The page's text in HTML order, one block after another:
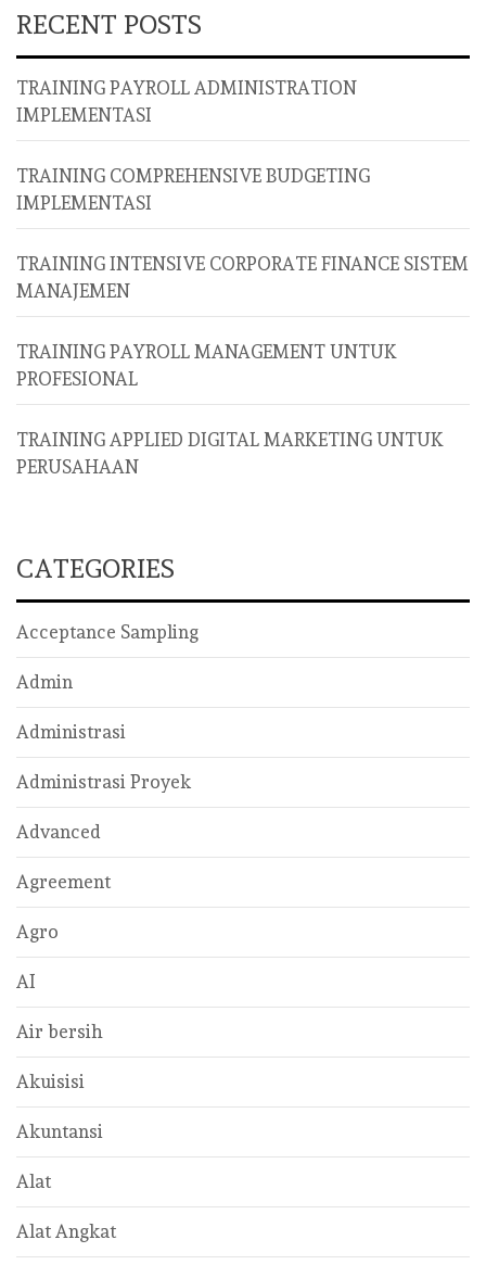
RECENT POSTS
TRAINING PAYROLL ADMINISTRATION
IMPLEMENTASI
TRAINING COMPREHENSIVE BUDGETING
IMPLEMENTASI
TRAINING INTENSIVE CORPORATE FINANCE SISTEM
MANAJEMEN
TRAINING PAYROLL MANAGEMENT UNTUK
PROFESIONAL
TRAINING APPLIED DIGITAL MARKETING UNTUK
PERUSAHAAN
CATEGORIES
Acceptance Sampling
Admin
Administrasi
Administrasi Proyek
Advanced
Agreement
Agro
AI
Air bersih
Akuisisi
Akuntansi
Alat
Alat Angkat